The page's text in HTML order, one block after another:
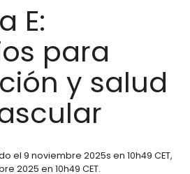
E:
para
y salud
el 9 noviembre 2025s en 10h49 CET,
2025 en 10h49 CET.